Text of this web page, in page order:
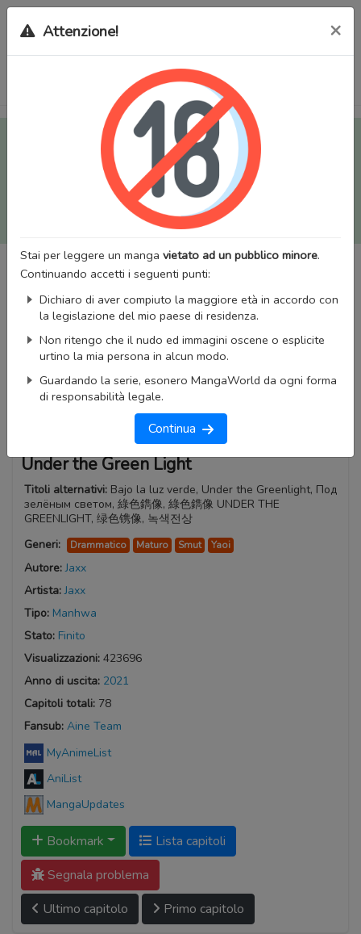
Tutti i Doujinshi e Manga per adulti (+18) sono stati trasferiti
sul nostro nuovo sito (
mangaworldadult.net
); invece, per i
Manga classici, puoi utilizzare
MangaWorld
Potrai effettuare illogincon il tuo account di MangaWorld
tutti i dati sono condivisi tra i due siti,
perderai alcun dato, inclusi bookmarks e premium
Attenzione! ×
Stai per leggere un manga vietato ad un pubblico minore.
Continuando accetti i seguenti punti:
Dichiaro di aver compiuto la maggiore età in accordo con
la legislazione del mio paese di residenza.
Non ritengo che il nudo ed immagini oscene o esplicite
urtino la mia persona in alcun modo.
Guardando la serie, esonero MangaWorld da ogni forma
di responsabilità legale.
Continua
Under the Green Light
Titoli alternativi: Bajo la luz verde, Under the Greenlight, Под
зелёным светом, 綠色鐫像, 綠色鐫像 UNDER THE
GREENLIGHT, 绿色镌像, 녹색전상
Generi:
Drammatico Maturo Smut Yaoi
Autore:Jaxx
Artista:Jaxx
Tipo: Manhwa
Stato: Finito
Visualizzazioni: 423696
Anno di uscita: 2021
Capitoli totali: 78
Fansub: Aine Team
MyAnimeList
AniList
MangaUpdates
Bookmark
Lista capitoli
Segnala problema
Ultimo capitolo
Primo capitolo